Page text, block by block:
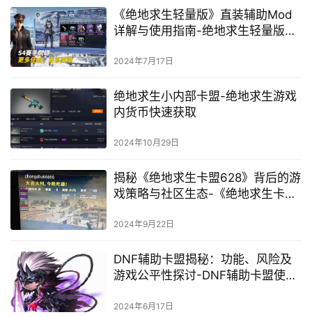
《绝地求生轻量版》直装辅助Mod
详解与使用指南-绝地求生轻量版游
2024年7月17日
绝地求生小内部卡盟-绝地求生游戏
内货币快速获取
2024年10月29日
揭秘《绝地求生卡盟628》背后的游
戏策略与社区生态-《绝地求生卡盟
率
2024年9月22日
DNF辅助卡盟揭秘：功能、风险及
游戏公平性探讨-DNF辅助卡盟使用
2024年6月17日